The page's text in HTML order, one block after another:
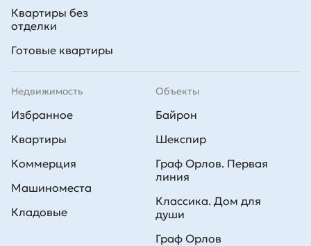
Квартиры без
отделки
Готовые квартиры
Недвижимость
Избранное
Квартиры
Коммерция
Машиноместа
Кладовые
Объекты
Байрон
Шекспир
Граф Орлов. Первая
линия
Классика. Дом для
души
Граф Орлов